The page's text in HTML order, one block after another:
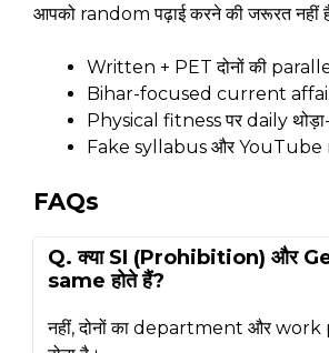
आपको random पढ़ाई करने की जरूरत नहीं
Written + PET दोनों की
Bihar-focused current
Physical fitness पर daily
Fake syllabus और YouTube
FAQs
Q. क्या SI (Prohibition) और
same होते हैं?
नहीं, दोनों का department और